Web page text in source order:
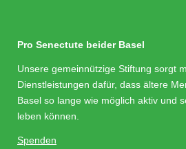
Pro Senectute beider Basel
Unsere gemeinnützige Stiftung sorgt
Dienstleistungen dafür, dass ältere
Basel so lange wie möglich aktiv und
leben können.
Spenden